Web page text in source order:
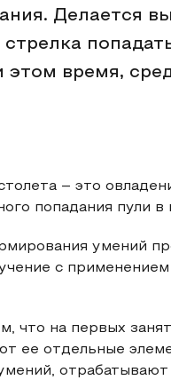
Делается
этом время,
– это
попадания пули в
умений
с
что на первых
ее отдельные